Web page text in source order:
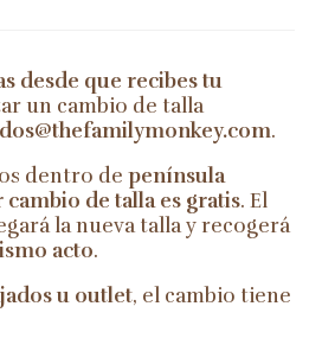
desde que recibes tu
un cambio de talla
.
dentro de península
de talla es gratis. El
la nueva talla y recogerá
acto.
u outlet, el cambio tiene